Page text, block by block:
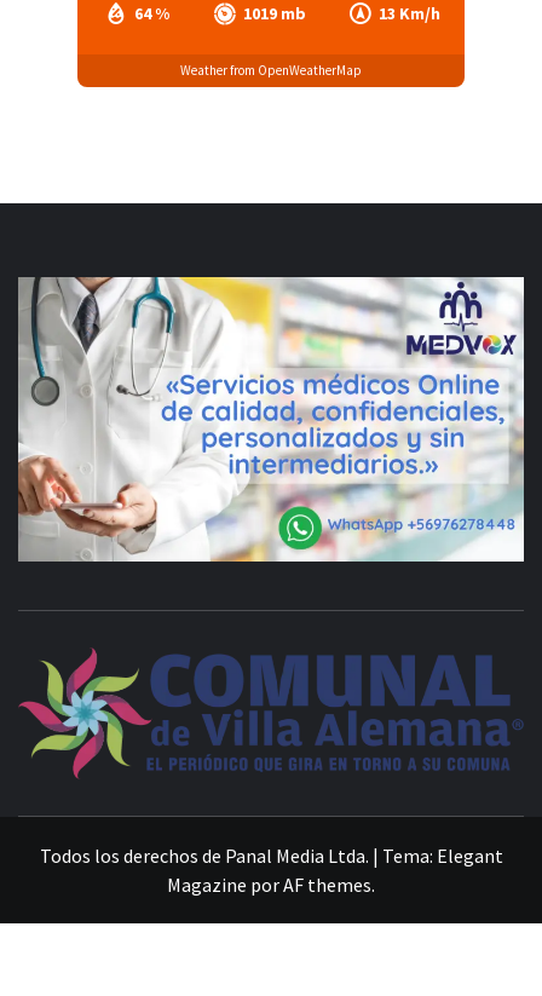
64 % 1019 mb 13 Km/h
Weather from OpenWeatherMap
Todos los derechos de Panal Media Ltda. | Tema: Elegant
Magazine porAF themes.